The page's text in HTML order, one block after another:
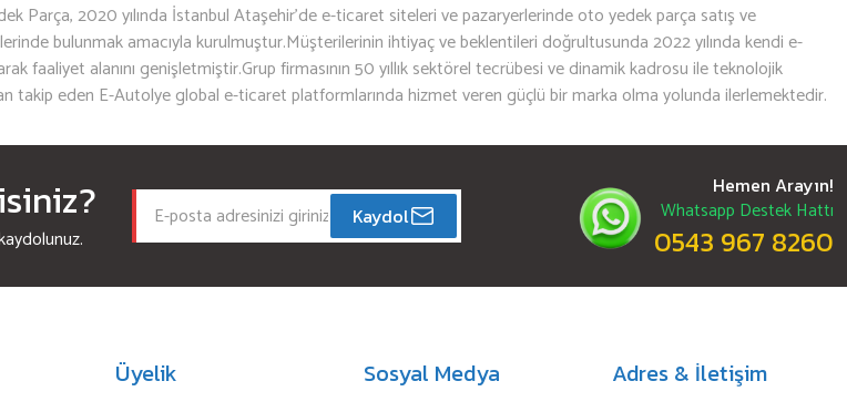
Parça, 2020 yılında İstanbul Ataşehir’de e-ticaret siteleri ve pazaryerlerinde oto yedek parça satış ve
bulunmak amacıyla kurulmuştur.Müşterilerinin ihtiyaç ve beklentileri doğrultusunda 2022 yılında kendi e-
faaliyet alanını genişletmiştir.Grup firmasının 50 yıllık sektörel tecrübesi ve dinamik kadrosu ile teknolojik
takip eden E-Autolye global e-ticaret platformlarında hizmet veren güçlü bir marka olma yolunda ilerlemektedir.
Kaydol
Hemen Arayın!
Whatsapp Destek Hattı
0543 967 8260
Üyelik Sosyal Medya Adres & İletişim